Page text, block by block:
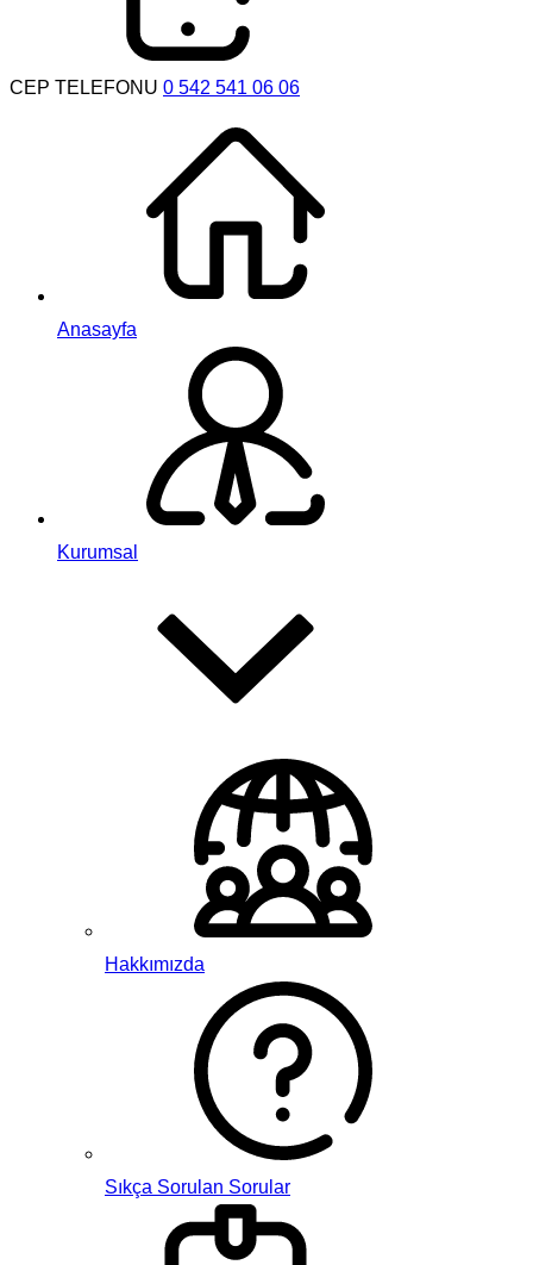
CEP TELEFONU 0 542 541 06 06
Anasayfa
Kurumsal
Hakkımızda
Sıkça Sorulan Sorular